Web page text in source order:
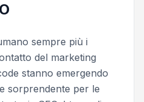
sempre più i
del marketing
stanno emergendo
sorprendente per le